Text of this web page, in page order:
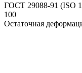
ГОСТ 29088-91 (ISO
100
Остаточная